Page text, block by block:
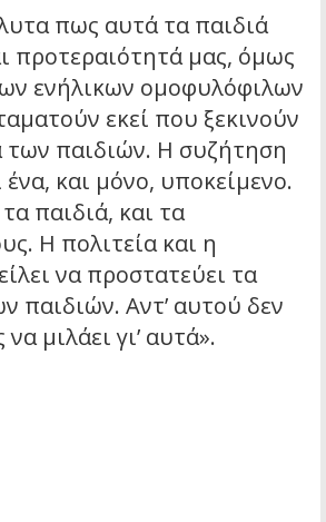
πως αυτά τα παιδιά
προτεραιότητά μας, όμως
ενήλικων ομοφυλόφιλων
εκεί που ξεκινούν
των παιδιών. Η συζήτηση
ένα, και μόνο, υποκείμενο.
παιδιά, και τα
Η πολιτεία και η
να προστατεύει τα
παιδιών. Αντ’ αυτού δεν
μιλάει γι’ αυτά».